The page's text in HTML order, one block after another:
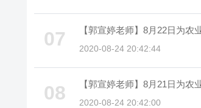
07 【郭宣婷老师】8月22日为
2020-08-24 20:42:44
08 【郭宣婷老师】8月21日为
2020-08-24 20:42:00